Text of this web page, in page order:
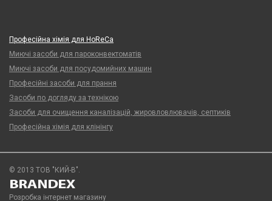
Професійна хімія для HoReCa
Миючі засоби для пароконвектоматів
Миючі засоби для посудомийних машин
Професійні засоби для прання
Засоби по догляду за технікою
Засоби для очищення каналізацій, жировловлювачів, септиків
Професійна хімія для клінінгу
© 2013 ТОВ "КИЙ-В".
Розробка інтернет магазину